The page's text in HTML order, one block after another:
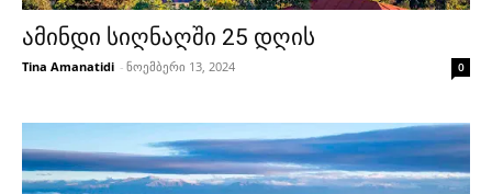
ამინდი სიღნაღში 25 დღის
Tina Amanatidi - ნოემბერი 13, 2024 0